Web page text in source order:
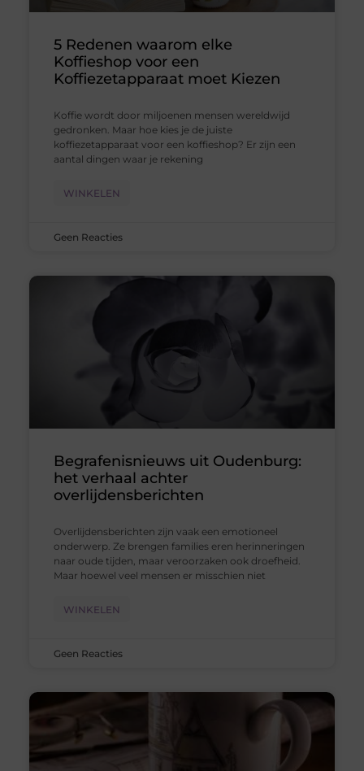
5 Redenen waarom elke
Koffieshop voor een
Koffiezetapparaat moet Kiezen
Koffie wordt door miljoenen mensen wereldwijd
gedronken. Maar hoe kies je de juiste
koffiezetapparaat voor een koffieshop? Er zijn een
aantal dingen waar je rekening
WINKELEN
Geen Reacties
Begrafenisnieuws uit Oudenburg:
het verhaal achter
overlijdensberichten
Overlijdensberichten zijn vaak een emotioneel
onderwerp. Ze brengen families eren herinneringen
naar oude tijden, maar veroorzaken ook droefheid.
Maar hoewel veel mensen er misschien niet
WINKELEN
Geen Reacties